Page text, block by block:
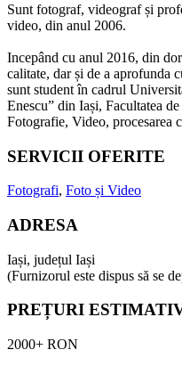
Sunt fotograf, videograf și
video, din anul 2006.
Incepând cu anul 2016, din
calitate, dar și de a aprofunda
sunt student în cadrul
Enescu” din Iași, Facultatea
Fotografie, Video, procesarea
SERVICII OFERITE
Fotografi, Foto și Video
ADRESA
Iași, județul Iași
(Furnizorul este dispus să se
PREȚURI
2000+ RON